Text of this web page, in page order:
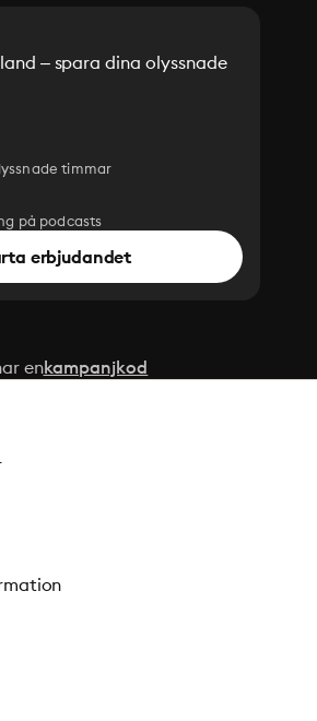
– spara dina olyssnade
timmar
på podcasts
erbjudandet
enkampanjkod